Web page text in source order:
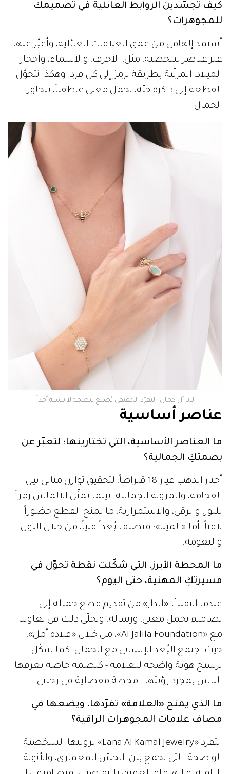
كيف تجسّدين الروابط العائلية في تصميمك
للمجوهرات؟
أستمد إلهامي من عمق العلاقات العائلية، وأعبّر عنها
عبر عناصر شخصية، مثل: الأحرف، والأسماء، وأحجار
الميلاد، المرتّبة بطريقة ترمز إلى كل فرد. وهكذا تتحوّل
القطعة إلى ذاكرة حيّة، تحمل معنى عاطفياً، يتجاوز
الجمال.
لانا آل كمال: التفرّد الحقيقي يُصنع ببصمة لا تشبه أحداً
عناصر أساسية
ما العناصر الأساسية، التي تختارينها؛ لتعبّر عن
بصمتكِ الجمالية؟
أختار الذهب عيار 18 قيراطاً؛ لتحقيق توازن مثالي بين
الفخامة، والمرونة الجمالية. بينما يمثّل الألماس رمزاً
للنور، والرقي، والاستمرارية؛ ما يمنح القطع حضوراً
لافتاً. أما «المينا»؛ فتضيف بُعداً فنياً، من خلال اللون
والنعومة.
ما المحطة الأبرز، التي شكّلت نقطة تحوّل في
مسيرتكِ المهنية، حتى اليوم؟
عندما انتقلتْ «الدار» من تقديم قطع جميلة إلى
تصاميم تحمل معنى، ورسالة. وتجلّى ذلك في تعاوننا
مع «Al Jalila Foundation»، من خلال «قلادة أمل»،
حيث اجتمع البُعد الإنساني مع الجمال. كما شكّل
ترسيخ هوية واضحة للعلامة - كبصمة خاصة يعرفها
الناس بمجرد رؤيتها - محطة مفصلية في رحلتي.
ما الذي يمنح «العلامة» تفرّدها، ويضعها في
مصاف علامات المجوهرات الراقية؟
تتفرد «Lana Al Kamal Jewelry» برؤيتها الشخصية
الواضحة، التي تجمع بين: الحسّ المعماري، والأنوثة